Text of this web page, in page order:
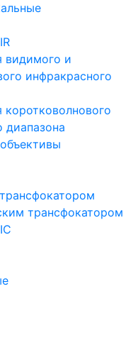
видимого и
инфракрасного
диапазона
трансфокатором